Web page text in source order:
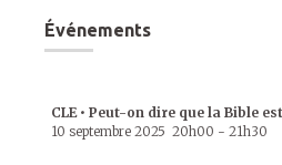
Événements
CLE • Peut-on dire que la Bible
10 septembre 2025 20h00 - 21h30